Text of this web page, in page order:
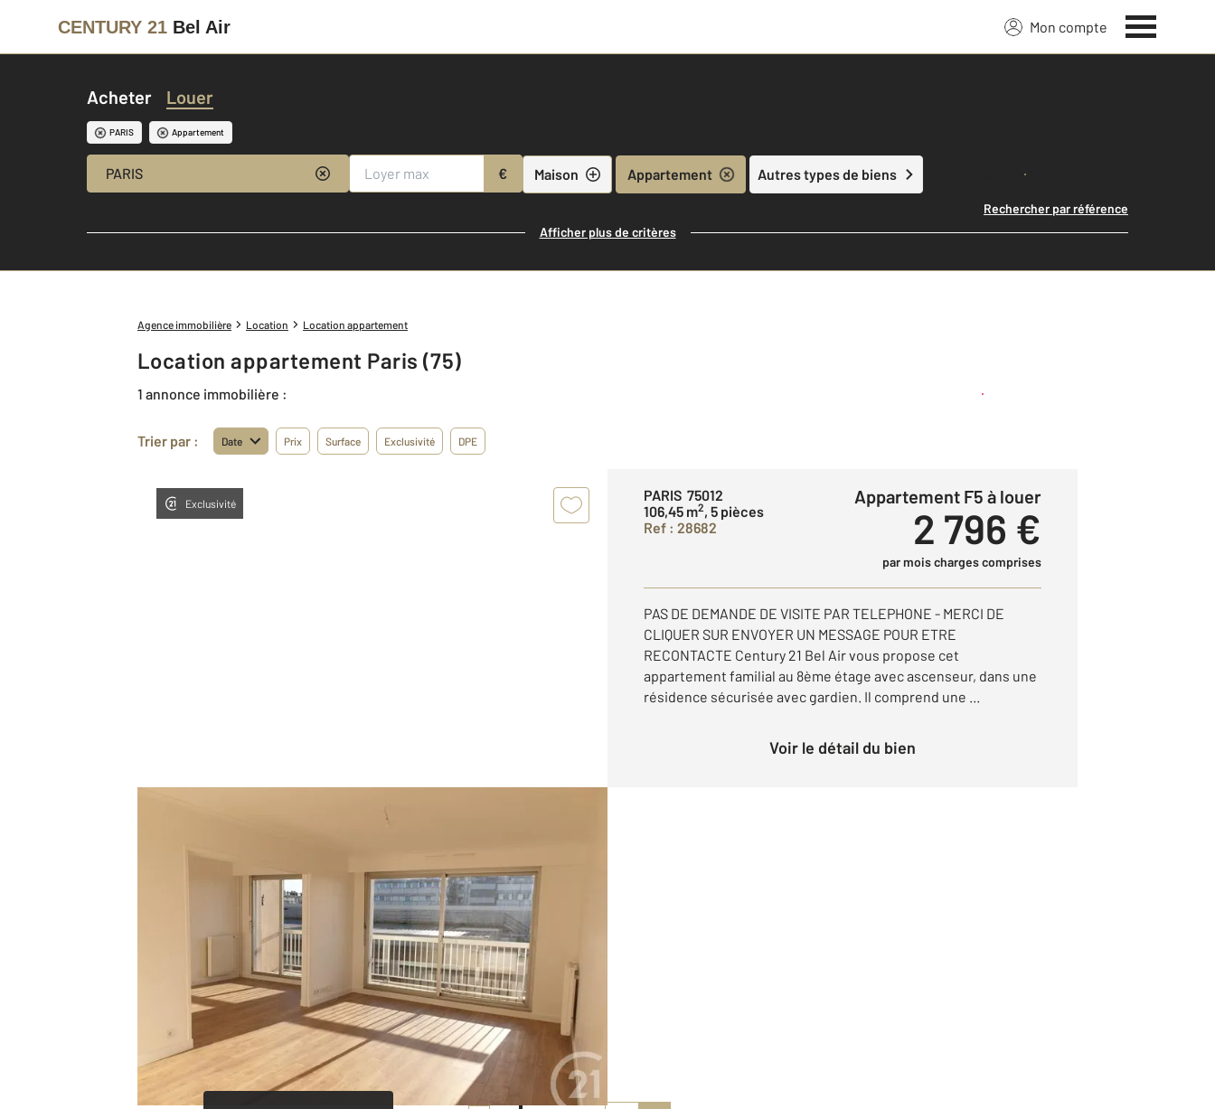
CENTURY 21 Bel Air Mon compte
Acheter Louer
PARIS Appartement
PARIS € Maison Appartement Autres types de biens Lancer ma recherche
Rechercher par référence
Afficher plus de critères
Agence immobilière Location Location appartement
Location appartement Paris (75)
1 annonce immobilière : Créer une alerte
Trier par : Date Prix Surface Exclusivité DPE
Exclusivité
PARIS 75012
106,45 m2, 5 pièces
Ref : 28682
Appartement F5 à louer
2 796 €
par mois charges comprises
PAS DE DEMANDE DE VISITE PAR TELEPHONE - MERCI DE
CLIQUER SUR ENVOYER UN MESSAGE POUR ETRE
RECONTACTE Century 21 Bel Air vous propose cet
appartement familial au 8ème étage avec ascenseur, dans une
résidence sécurisée avec gardien. Il comprend une ...
Voir le détail du bien